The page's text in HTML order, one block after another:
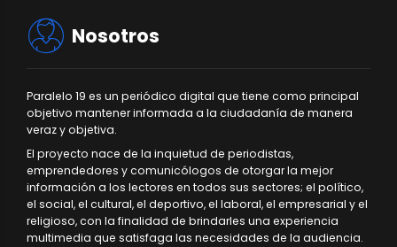
Nosotros
Paralelo 19 es un periódico digital que tiene como principal
objetivo mantener informada a la ciudadanía de manera
veraz y objetiva.
El proyecto nace de la inquietud de periodistas,
emprendedores y comunicólogos de otorgar la mejor
información a los lectores en todos sus sectores; el político,
el social, el cultural, el deportivo, el laboral, el empresarial y el
religioso, con la finalidad de brindarles una experiencia
multimedia que satisfaga las necesidades de la audiencia.